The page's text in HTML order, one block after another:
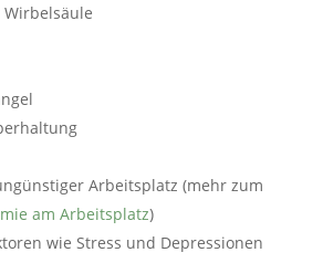
Arbeitsplatz (mehr zum
am Arbeitsplatz)
wie Stress und Depressionen